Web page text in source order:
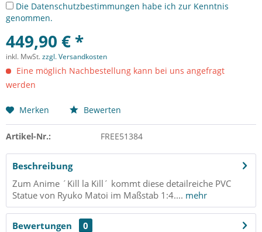
Die Datenschutzbestimmungen habe ich zur Kenntnis
genommen.
449,90 € *
inkl. MwSt.zzgl. Versandkosten
Eine möglich Nachbestellung kann bei uns angefragt
werden
Merken Bewerten
Artikel-Nr.: FREE51384
Beschreibung
Zum Anime ´Kill la Kill´ kommt diese detailreiche PVC
Statue von Ryuko Matoi im Maßstab 1:4.... mehr
Bewertungen
0